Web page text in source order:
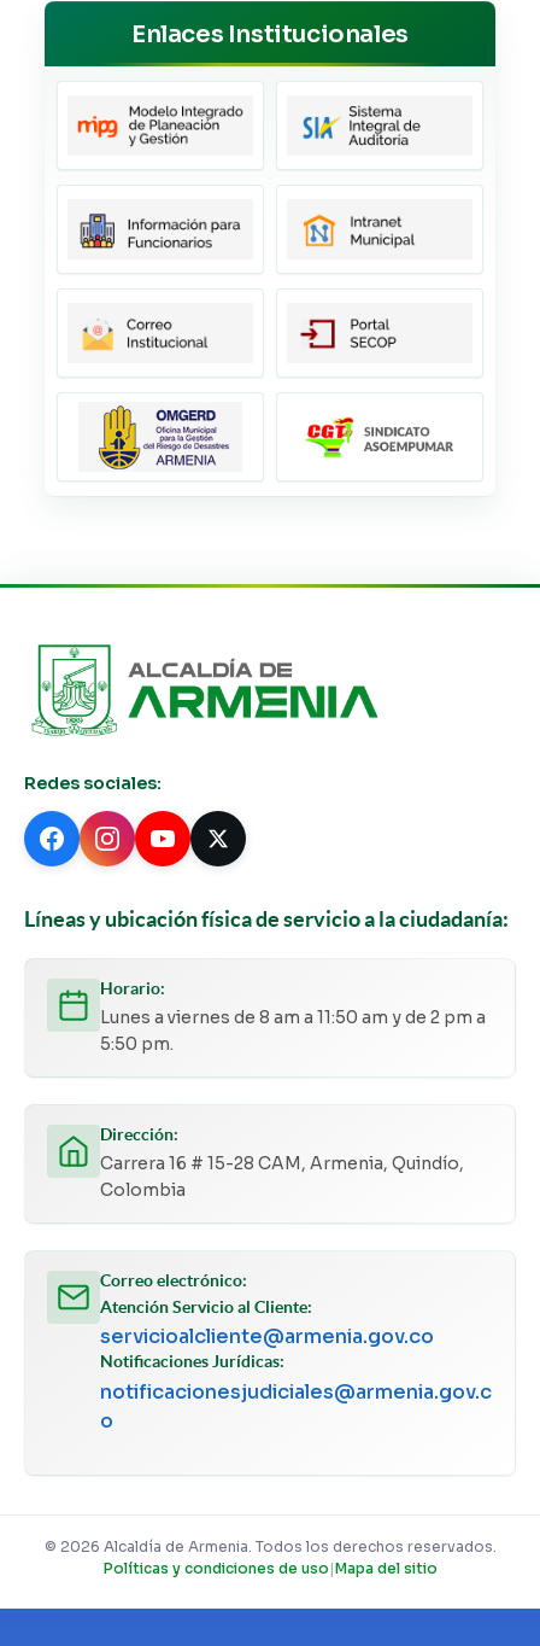
Enlaces Institucionales
Redes sociales:
Líneas y ubicación física de servicio a la ciudadanía:
Horario:
Lunes a viernes de 8 am a 11:50 am y de 2 pm a
5:50 pm.
Dirección:
Carrera 16 # 15-28 CAM, Armenia, Quindío,
Colombia
Correo electrónico:
Atención Servicio al Cliente:
servicioalcliente@armenia.gov.co
Notificaciones Jurídicas:
notificacionesjudiciales@armenia.gov.c
o
© 2026 Alcaldía de Armenia. Todos los derechos reservados.
Políticas y condiciones de uso |Mapa del sitio